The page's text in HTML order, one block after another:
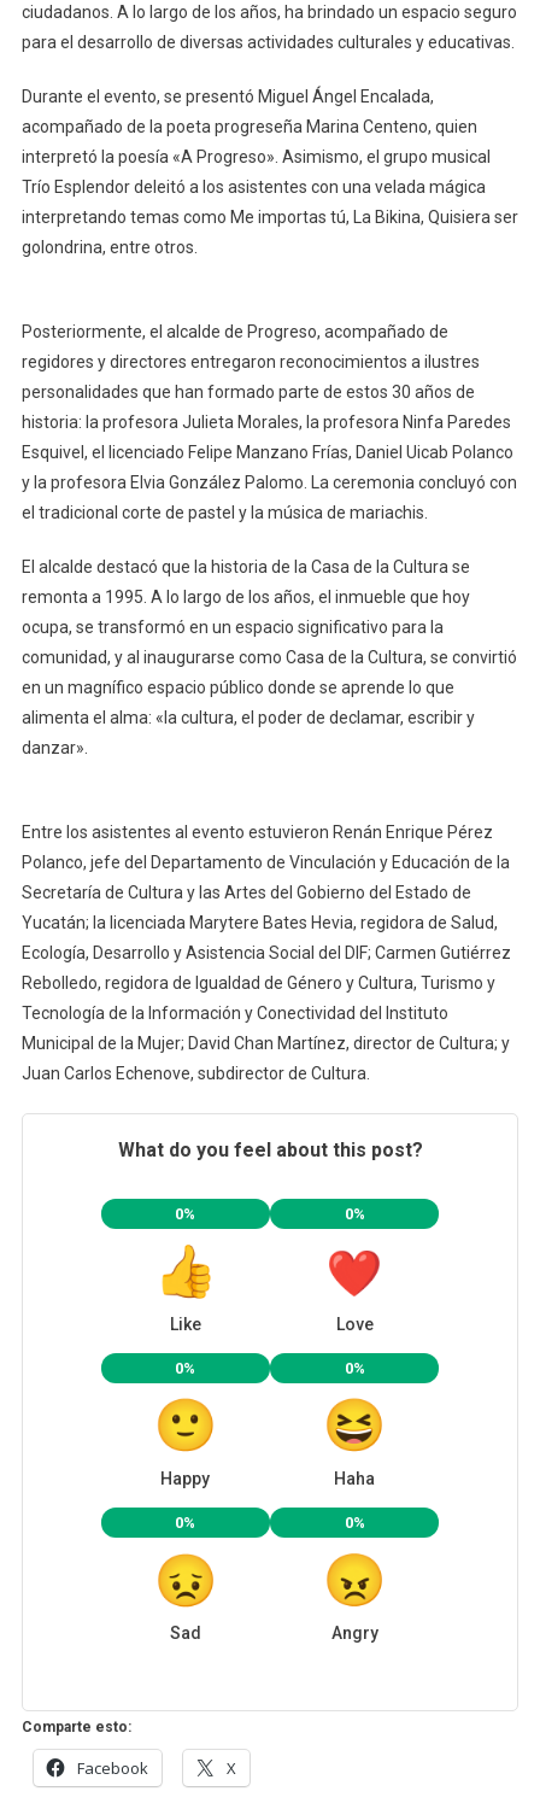
Música,
Homenaje
ciudadanos. A lo largo de los años, ha brindado un espacio seguro
para el desarrollo de diversas actividades culturales y educativas.
Durante el evento, se presentó Miguel Ángel Encalada,
acompañado de la poeta progreseña Marina Centeno, quien
interpretó la poesía «A Progreso». Asimismo, el grupo musical
Trío Esplendor deleitó a los asistentes con una velada mágica
interpretando temas como Me importas tú, La Bikina, Quisiera ser
golondrina, entre otros.
Posteriormente, el alcalde de Progreso, acompañado de
regidores y directores entregaron reconocimientos a ilustres
personalidades que han formado parte de estos 30 años de
historia: la profesora Julieta Morales, la profesora Ninfa Paredes
Esquivel, el licenciado Felipe Manzano Frías, Daniel Uicab Polanco
y la profesora Elvia González Palomo. La ceremonia concluyó con
el tradicional corte de pastel y la música de mariachis.
El alcalde destacó que la historia de la Casa de la Cultura se
remonta a 1995. A lo largo de los años, el inmueble que hoy
ocupa, se transformó en un espacio significativo para la
comunidad, y al inaugurarse como Casa de la Cultura, se convirtió
en un magnífico espacio público donde se aprende lo que
alimenta el alma: «la cultura, el poder de declamar, escribir y
danzar».
Entre los asistentes al evento estuvieron Renán Enrique Pérez
Polanco, jefe del Departamento de Vinculación y Educación de la
Secretaría de Cultura y las Artes del Gobierno del Estado de
Yucatán; la licenciada Marytere Bates Hevia, regidora de Salud,
Ecología, Desarrollo y Asistencia Social del DIF; Carmen Gutiérrez
Rebolledo, regidora de Igualdad de Género y Cultura, Turismo y
Tecnología de la Información y Conectividad del Instituto
Municipal de la Mujer; David Chan Martínez, director de Cultura; y
Juan Carlos Echenove, subdirector de Cultura.
What do you feel about this post?
0%
Like
0%
Love
0%
Happy
0%
Haha
0%
Sad
0%
Angry
Comparte esto:
Facebook X